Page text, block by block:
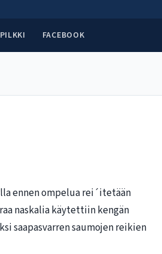
FACEBOOK
ennen ompelua rei´itetään
naskalia käytettiin kengän
saapasvarren saumojen reikien